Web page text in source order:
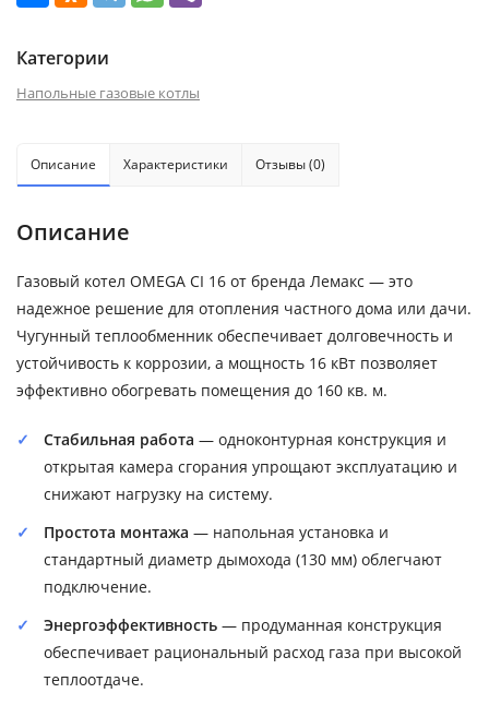
Категории
Напольные газовые котлы
Описание Характеристики Отзывы (0)
Описание
Газовый котел OMEGA CI 16 от бренда Лемакс — это
надежное решение для отопления частного дома или дачи.
Чугунный теплообменник обеспечивает долговечность и
устойчивость к коррозии, а мощность 16 кВт позволяет
эффективно обогревать помещения до 160 кв. м.
Стабильная работа — одноконтурная конструкция и
открытая камера сгорания упрощают эксплуатацию и
снижают нагрузку на систему.
Простота монтажа — напольная установка и
стандартный диаметр дымохода (130 мм) облегчают
подключение.
Энергоэффективность — продуманная конструкция
обеспечивает рациональный расход газа при высокой
теплоотдаче.